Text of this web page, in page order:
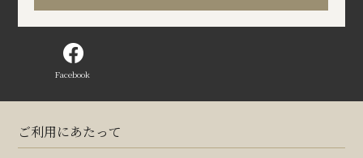
Facebook
ご利用にあたって